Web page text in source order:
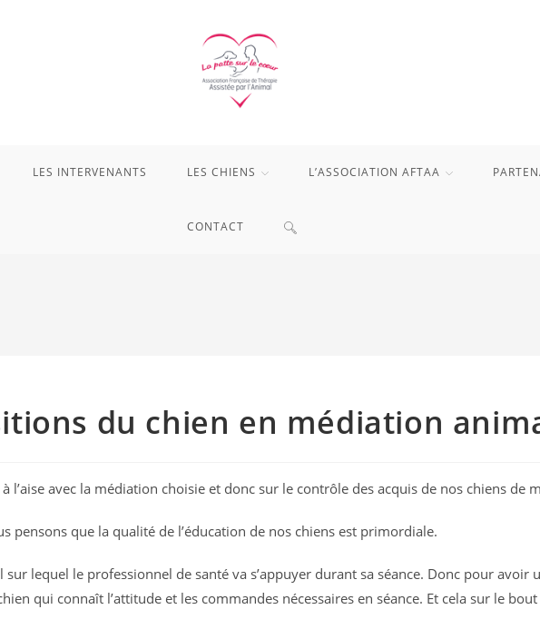
LES INTERVENANTS LES CHIENS L’ASSOCIATION AFTAA
CONTACT TOGGLE
du chien en médiation
l’aise avec la médiation choisie et donc sur le contrôle des acquis de nos chiens de
pensons que la qualité de l’éducation de nos chiens est primordiale.
sur lequel le professionnel de santé va s’appuyer durant sa séance. Donc pour avoir
qui connaît l’attitude et les commandes nécessaires en séance. Et cela sur le